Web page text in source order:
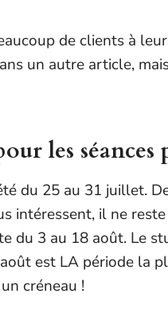
de clients à
un autre article,
les
du 25 au 31 juillet.
intéressent, il ne
du 3 au 18 août. Le
est LA période la
créneau !